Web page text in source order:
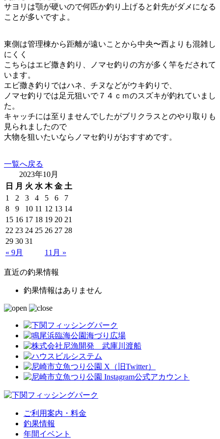
サヨリは顎が硬いので何匹か釣り上げると針先がダメになる
ことが多いですよ。
東側は管理棟から距離が遠いことから中央〜西よりも混雑し
にくく
こちらはエビ撒き釣り、ノマセ釣りの方が多く竿をだされて
います。
エビ撒き釣りではハネ、チヌなどがウキ釣りで、
ノマセ釣りでは足元狙いで７４ｃｍのスズキが釣れていまし
た。
キャッチには至りませんでしたがブリクラスとのやり取りも
見られましたので
大物を狙いたいならノマセ釣りがおすすめです。
一覧へ戻る
2023年10月
日
月 火 水 木 金 土
« 9月 11月 »
1 2 3 4 5 6
7
8
9 10 11 12 13 14
15 16 17 18 19 20 21
22 23 24 25 26 27 28
29 30 31
直近の釣果情報
釣果情報はありません
ご利用案内・料金
釣果情報
年間イベント